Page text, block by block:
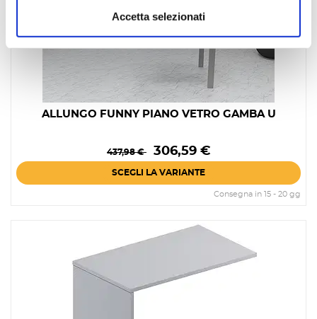
Accetta selezionati
ALLUNGO FUNNY PIANO VETRO GAMBA U
Prezzo
Prezzo
base
437,98 € 306,59 €
SCEGLI LA VARIANTE
Consegna in 15 - 20 gg